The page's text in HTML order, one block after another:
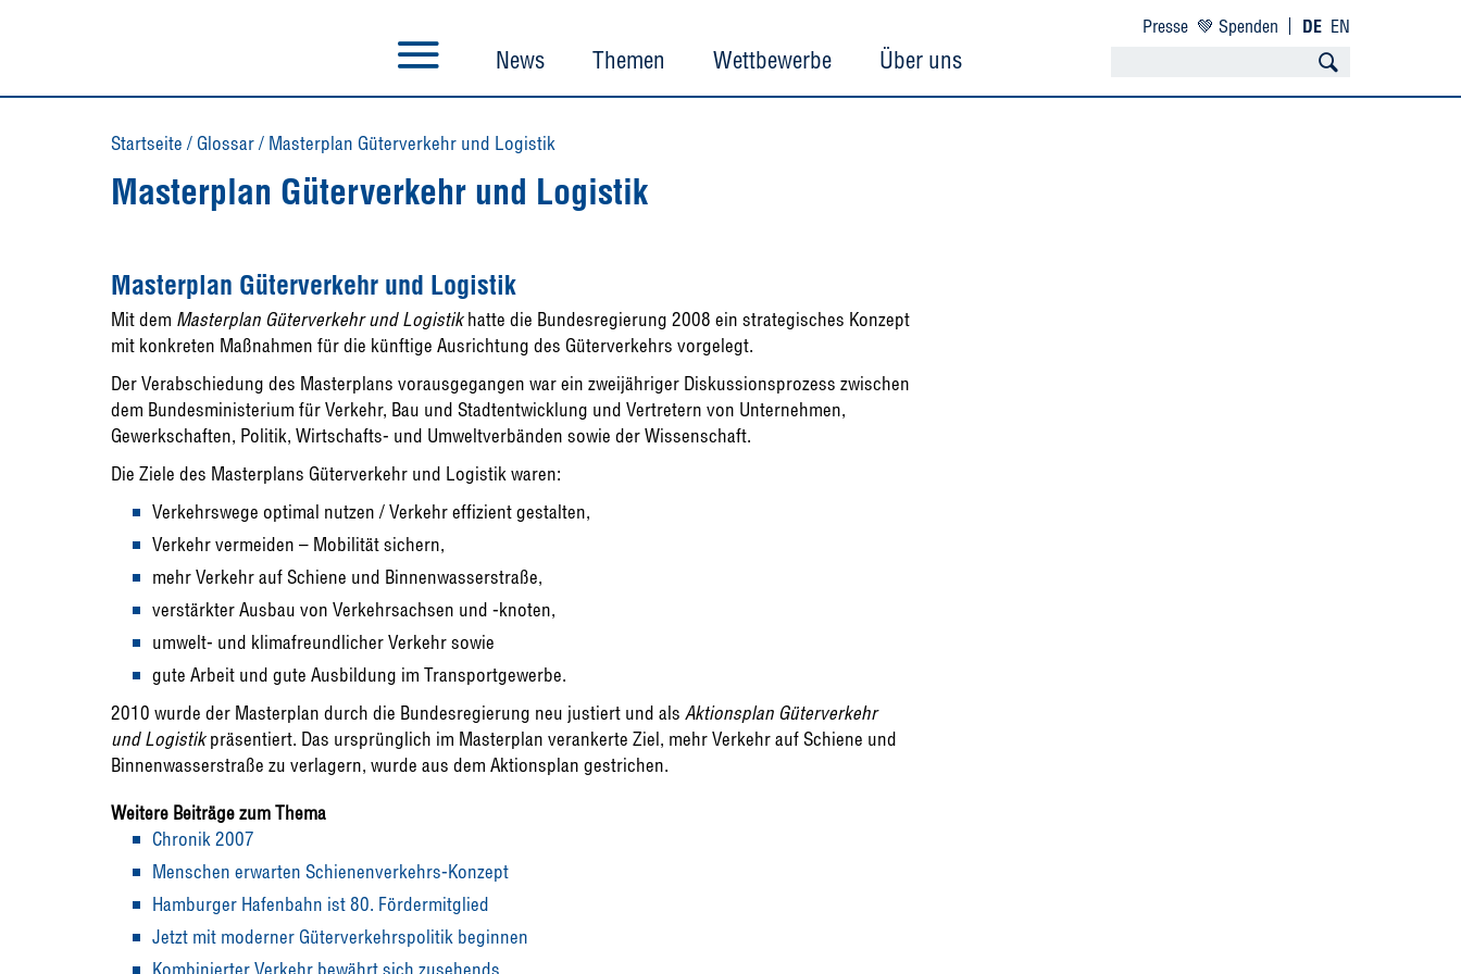
News Themen Wettbewerbe Über uns
Presse 💚 Spenden DE EN
Startseite / Glossar/ Masterplan Güterverkehr und Logistik
Masterplan Güterverkehr und Logistik
Masterplan Güterverkehr und Logistik
Mit dem Masterplan Güterverkehr und Logistikhatte die Bundesregierung 2008 ein strategisches Konzept
mit konkreten Maßnahmen für die künftige Ausrichtung des Güterverkehrs vorgelegt.
Der Verabschiedung des Masterplans vorausgegangen war ein zweijähriger Diskussionsprozess zwischen
dem Bundesministerium für Verkehr, Bau und Stadtentwicklung und Vertretern von Unternehmen,
Gewerkschaften, Politik, Wirtschafts- und Umweltverbänden sowie der Wissenschaft.
Die Ziele des Masterplans Güterverkehr und Logistik waren:
Verkehrswege optimal nutzen / Verkehr effizient gestalten,
Verkehr vermeiden – Mobilität sichern,
mehr Verkehr auf Schiene und Binnenwasserstraße,
verstärkter Ausbau von Verkehrsachsen und -knoten,
umwelt- und klimafreundlicher Verkehr sowie
gute Arbeit und gute Ausbildung im Transportgewerbe.
2010 wurde der Masterplan durch die Bundesregierung neu justiert und als Aktionsplan Güterverkehr
und Logistikpräsentiert. Das ursprünglich im Masterplan verankerte Ziel, mehr Verkehr auf Schiene und
Binnenwasserstraße zu verlagern, wurde aus dem Aktionsplan gestrichen.
Weitere Beiträge zum Thema
Chronik 2007
Menschen erwarten Schienenverkehrs-Konzept
Hamburger Hafenbahn ist 80. Fördermitglied
Jetzt mit moderner Güterverkehrspolitik beginnen
Kombinierter Verkehr bewährt sich zusehends